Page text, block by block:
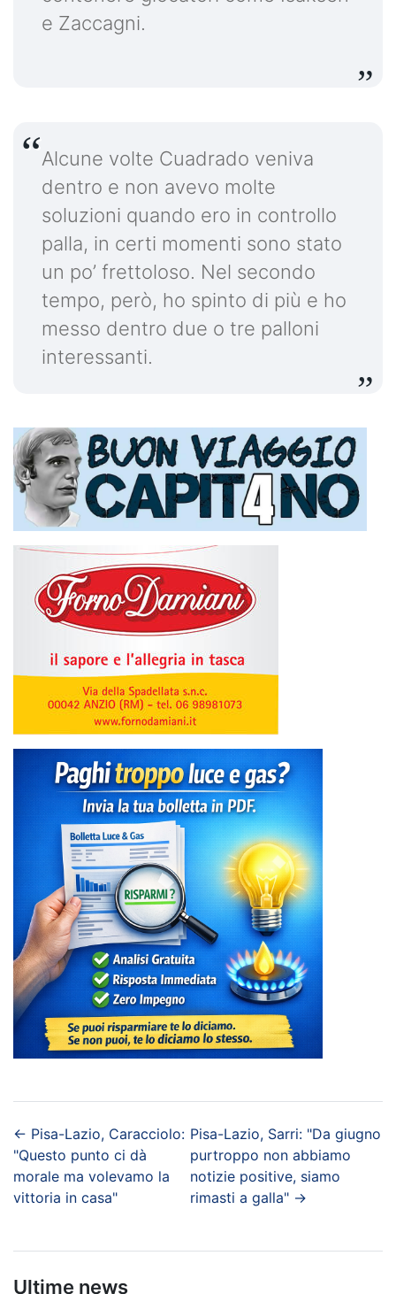
e Zaccagni.
Alcune volte Cuadrado veniva
dentro e non avevo molte
soluzioni quando ero in controllo
palla, in certi momenti sono stato
un po’ frettoloso. Nel secondo
tempo, però, ho spinto di più e ho
messo dentro due o tre palloni
interessanti.
← Pisa-Lazio, Caracciolo:
"Questo punto ci dà
morale ma volevamo la
vittoria in casa"
Pisa-Lazio, Sarri: "Da giugno
purtroppo non abbiamo
notizie positive, siamo
rimasti a galla"→
Ultime news